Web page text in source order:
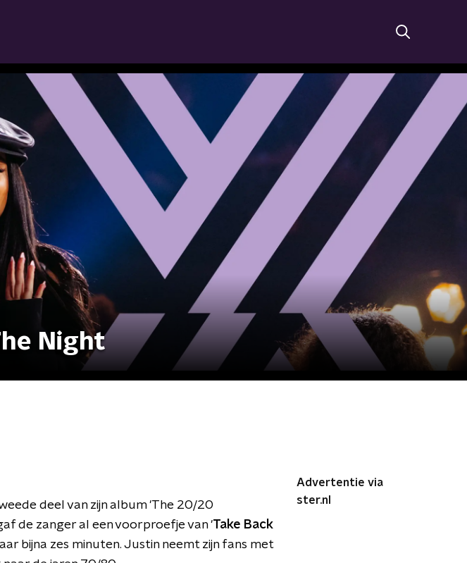
Night
deel van zijn album 'The 20/20
de zanger al een voorproefje van 'Take Back
bijna zes minuten. Justin neemt zijn fans met
Advertentie via
ster.nl